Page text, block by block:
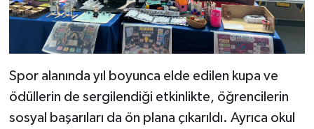
Spor alanında yıl boyunca elde edilen kupa ve
ödüllerin de sergilendiği etkinlikte, öğrencilerin
sosyal başarıları da ön plana çıkarıldı. Ayrıca okul